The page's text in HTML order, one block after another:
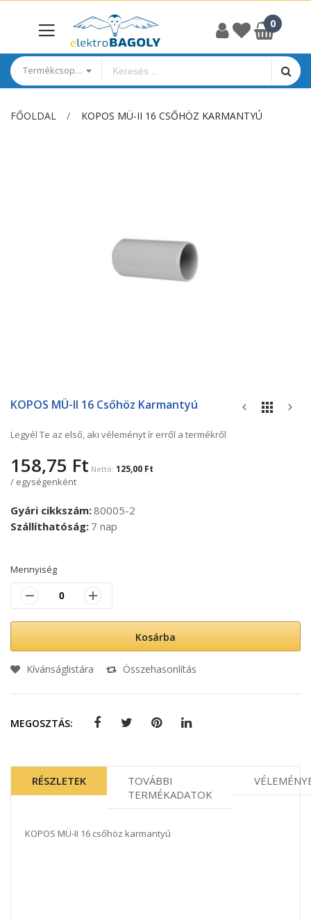
Termékcsoportok
FŐOLDAL KOPOS MÜ-II 16 CSŐHÖZ KARMANTYÚ
a
elejére
KOPOS MÜ-II 16 Csőhöz Karmantyú
Legyél Te az első, aki véleményt ír erről a termékről
158,75 Ft 125,00 Ft
/ egységenként
Gyári cikkszám 80005-2
Szállíthatóság 7 nap
Mennyiség
Kosárba
Kívánságlistára Összehasonlítás
MEGOSZTÁS:
RÉSZLETEK
TOVÁBBI
TERMÉKADATOK
KOPOS MÜ-II 16 csőhöz karmantyú